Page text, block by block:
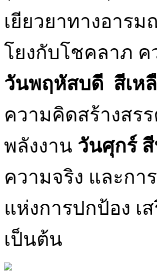
เยียวยาทางอารม
โยงกับโชคลาภ ค
วันพฤหัสบดี สีเห
ความคิดสร้างสร
พลังงาน วันศุกร์ สี
ความจริง และกา
แห่งการปกป้อง
เป็นต้น